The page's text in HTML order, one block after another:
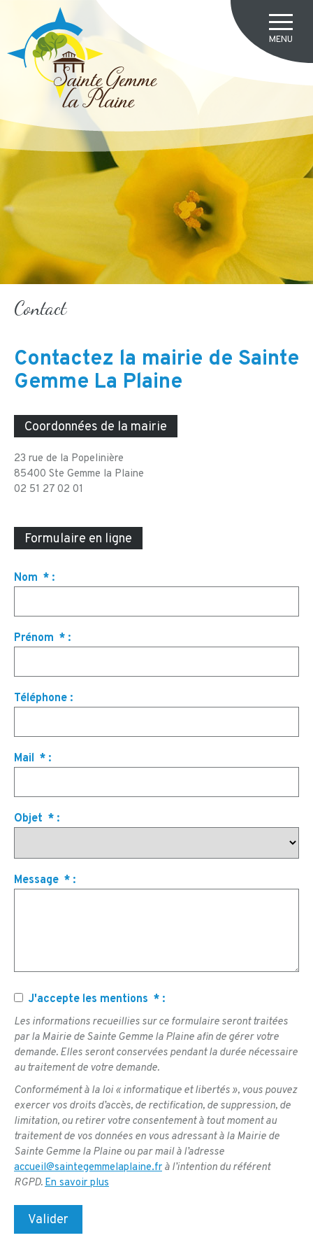
Contact
Contactez la mairie de Sainte
Gemme La Plaine
Coordonnées de la mairie
23 rue de la Popelinière
85400 Ste Gemme la Plaine
02 51 27 02 01
Formulaire en ligne
Nom * :
Prénom * :
Téléphone :
Mail * :
Objet * :
Message * :
J'accepte les mentions * :
Les informations recueillies sur ce formulaire seront traitées
par la Mairie de Sainte Gemme la Plaine afin de gérer votre
demande. Elles seront conservées pendant la durée nécessaire
au traitement de votre demande.
Conformément à la loi « informatique et libertés », vous pouvez
exercer vos droits d’accès, de rectification, de suppression, de
limitation, ou retirer votre consentement à tout moment au
traitement de vos données en vous adressant à la Mairie de
Sainte Gemme la Plaine ou par mail à l’adresse
accueil@saintegemmelaplaine.fr à l’intention du référent
RGPD.En savoir plus